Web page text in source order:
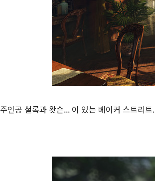
주인공 셜록과 왓슨... 이 있는 베이커 스트리트.